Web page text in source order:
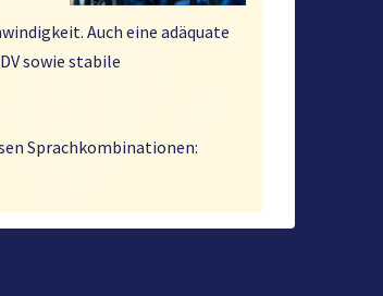
Auch eine adäquate
sowie stabile
Sprachkombinationen: